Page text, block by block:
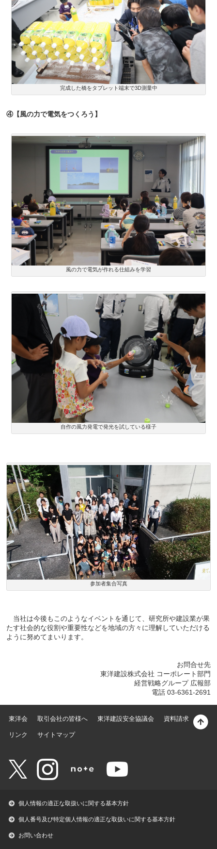
完成した橋をタブレット端末で3D測量中
④【風の力で電気をつくろう】
風の力で電気が作れる仕組みを学習
自作の風力発電で発光を試している様子
参加者集合写真
当社は今後もこのようなイベントを通じて、研究所や建設業が果
たす社会的な役割や重要性などを地域の方々に理解していただける
ように努めてまいります。
お問合せ先
東洋建設株式会社 コーポレート部門
経営戦略グループ 広報部
電話 03-6361-2691
東洋会 取引会社の皆様へ 東洋建設安全協議会 資料請求
リンク サイトマップ
個人情報の適正な取扱いに関する基本方針
個人番号及び特定個人情報の適正な取扱いに関する基本方針
お問い合わせ